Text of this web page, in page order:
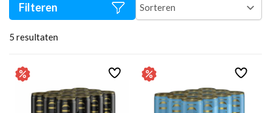
5 resultaten
Filteren